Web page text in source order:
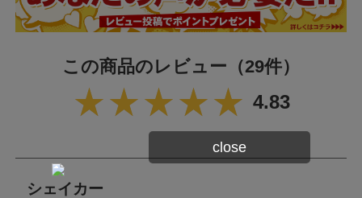
この商品のレビュー （29件）
4.83
シェイカー
close